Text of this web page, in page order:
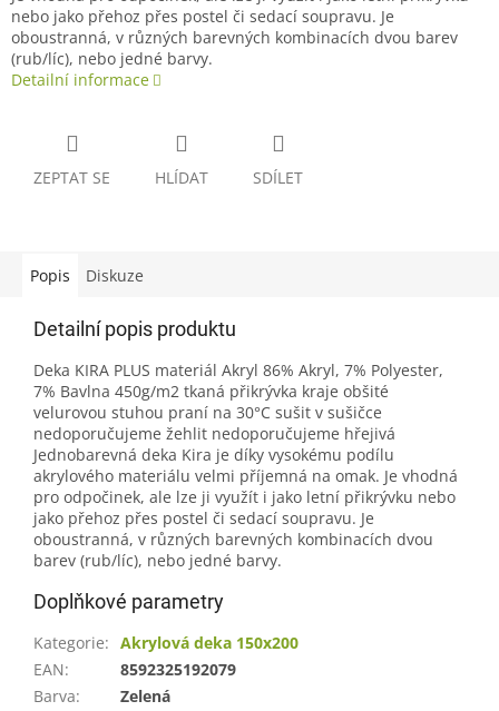
nebo jako přehoz přes postel či sedací soupravu. Je
oboustranná, v různých barevných kombinacích dvou barev
(rub/líc), nebo jedné barvy.
Detailní informace
ZEPTAT SE HLÍDAT SDÍLET
Popis Diskuze
Detailní popis produktu
Deka KIRA PLUS materiál Akryl 86% Akryl, 7% Polyester,
7% Bavlna 450g/m2 tkaná přikrývka kraje obšité
velurovou stuhou praní na 30°C sušit v sušičce
nedoporučujeme žehlit nedoporučujeme hřejivá
Jednobarevná deka Kira je díky vysokému podílu
akrylového materiálu velmi příjemná na omak. Je vhodná
pro odpočinek, ale lze ji využít i jako letní přikrývku nebo
jako přehoz přes postel či sedací soupravu. Je
oboustranná, v různých barevných kombinacích dvou
barev (rub/líc), nebo jedné barvy.
Doplňkové parametry
Kategorie: Akrylová deka 150x200
EAN:
8592325192079
Barva:
Zelená